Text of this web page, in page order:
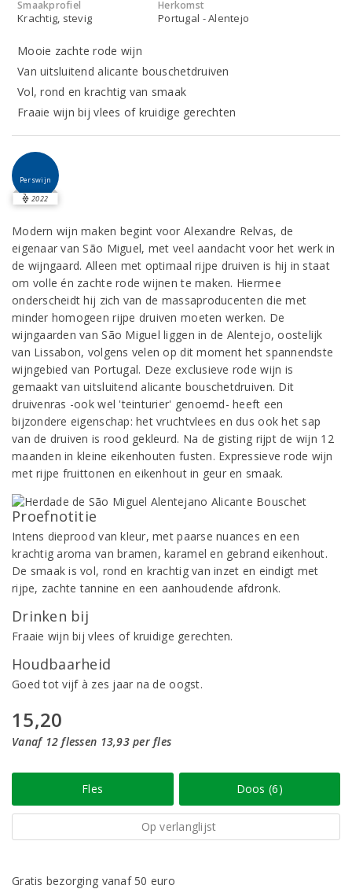
Smaakprofiel
Krachtig, stevig
Herkomst
Portugal - Alentejo
Mooie zachte rode wijn
Van uitsluitend alicante bouschetdruiven
Vol, rond en krachtig van smaak
Fraaie wijn bij vlees of kruidige gerechten
Perswijn
2022
Modern wijn maken begint voor Alexandre Relvas, de
eigenaar van São Miguel, met veel aandacht voor het werk in
de wijngaard. Alleen met optimaal rijpe druiven is hij in staat
om volle én zachte rode wijnen te maken. Hiermee
onderscheidt hij zich van de massaproducenten die met
minder homogeen rijpe druiven moeten werken. De
wijngaarden van São Miguel liggen in de Alentejo, oostelijk
van Lissabon, volgens velen op dit moment het spannendste
wijngebied van Portugal. Deze exclusieve rode wijn is
gemaakt van uitsluitend alicante bouschetdruiven. Dit
druivenras -ook wel 'teinturier' genoemd- heeft een
bijzondere eigenschap: het vruchtvlees en dus ook het sap
van de druiven is rood gekleurd. Na de gisting rijpt de wijn 12
maanden in kleine eikenhouten fusten. Expressieve rode wijn
met rijpe fruittonen en eikenhout in geur en smaak.
Proefnotitie
Intens dieprood van kleur, met paarse nuances en een
krachtig aroma van bramen, karamel en gebrand eikenhout.
De smaak is vol, rond en krachtig van inzet en eindigt met
rijpe, zachte tannine en een aanhoudende afdronk.
Drinken bij
Fraaie wijn bij vlees of kruidige gerechten.
Houdbaarheid
Goed tot vijf à zes jaar na de oogst.
15,20
Vanaf 12 flessen 13,93 per fles
Fles Doos (6)
Op verlanglijst
Gratis bezorging vanaf 50 euro